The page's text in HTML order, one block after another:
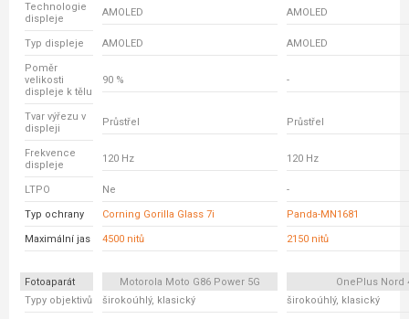
Technologie
displeje
AMOLED AMOLED
Typ displeje AMOLED AMOLED
Poměr
velikosti
displeje k tělu
90 % -
Tvar výřezu v
displeji
Průstřel Průstřel
Frekvence
displeje
120 Hz 120 Hz
LTPO Ne -
Typ ochrany Corning Gorilla Glass 7i Panda-MN1681
Maximální jas 4500 nitů 2150 nitů
Fotoaparát Motorola Moto G86 Power 5G
OnePlus Nord
Typy objektivů
širokoúhlý, klasický širokoúhlý, klasický